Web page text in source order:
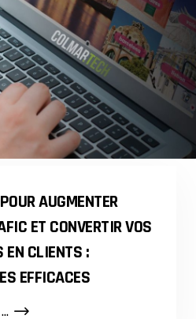
AUGMENTER
ET CONVERTIR VOS
EN CLIENTS :
EFFICACES
LES